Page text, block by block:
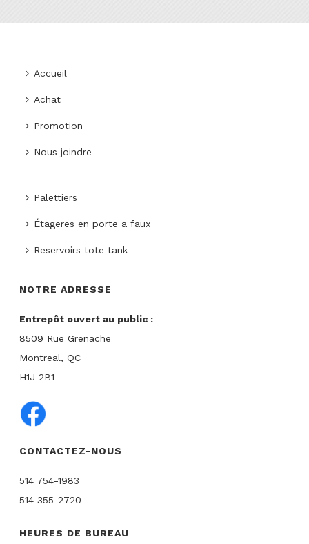
Accueil
Achat
Promotion
Nous joindre
Palettiers
Étageres en porte a faux
Reservoirs tote tank
NOTRE ADRESSE
Entrepôt ouvert au public :
8509 Rue Grenache
Montreal, QC
H1J 2B1
CONTACTEZ-NOUS
514 754-1983
514 355-2720
HEURES DE BUREAU